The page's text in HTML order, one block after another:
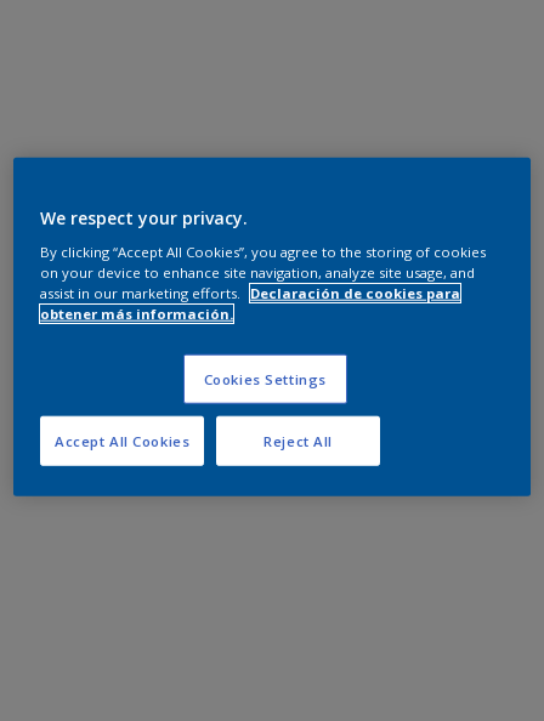
We respect your privacy.
By clicking “Accept All Cookies”, you agree to the storing of cookies
on your device to enhance site navigation, analyze site usage, and
assist in our marketing efforts.
Declaración de cookies para
obtener más información.
Cookies Settings
Reject All
Accept All Cookies